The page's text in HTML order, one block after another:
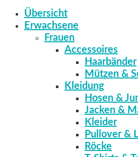
Übersicht
Erwachsene
Frauen
Accessoires
Haarbänder
Mützen &
Kleidung
Hosen &
Jacken &
Kleider
Pullover &
Röcke